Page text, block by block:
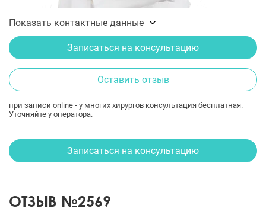
Показать контактные данные
Записаться на консультацию
Оставить отзыв
при записи online - у многих хирургов консультация бесплатная.
Уточняйте у оператора.
Записаться на консультацию
ОТЗЫВ №2569